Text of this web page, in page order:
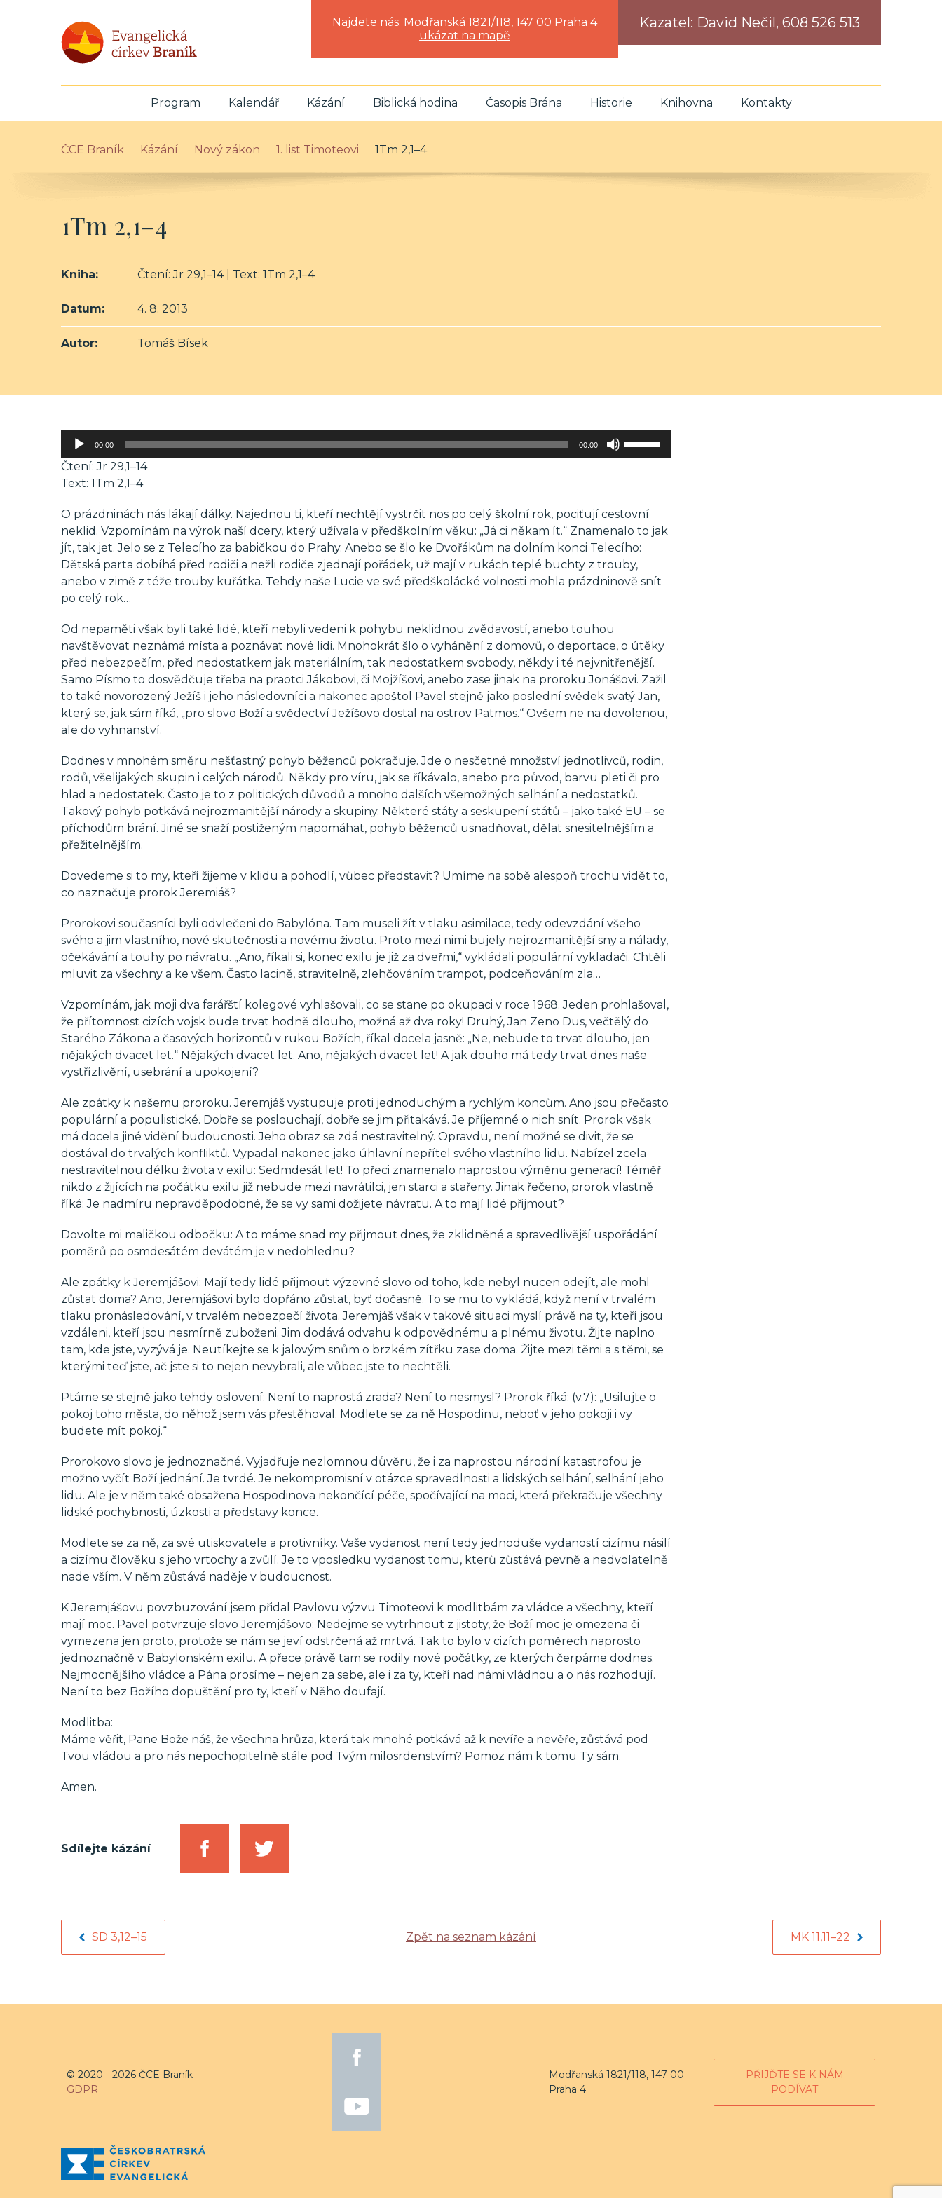
Najdete nás: Modřanská 1821/118, 147 00 Praha 4
ukázat na mapě
Kazatel: David Nečil, 608 526 513
Program Kalendář Kázání Biblická hodina Časopis Brána Historie Knihovna Kontakty
ČCE Braník Kázání Nový zákon 1. list Timoteovi 1Tm 2,1–4
1Tm 2,1–4
Kniha: Čtení: Jr 29,1–14 | Text: 1Tm 2,1–4
Datum: 4. 8. 2013
Autor: Tomáš Bísek
Audio
00:00 00:00
snížíte
úroveň
hlasitosti.
Čtení: Jr 29,1–14
Text: 1Tm 2,1–4
O prázdninách nás lákají dálky. Najednou ti, kteří nechtějí vystrčit nos po celý školní rok, pociťují cestovní
neklid. Vzpomínám na výrok naší dcery, který užívala v předškolním věku: „Já ci někam ít.“ Znamenalo to jak
jít, tak jet. Jelo se z Telecího za babičkou do Prahy. Anebo se šlo ke Dvořákům na dolním konci Telecího:
Dětská parta dobíhá před rodiči a nežli rodiče zjednají pořádek, už mají v rukách teplé buchty z trouby,
anebo v zimě z téže trouby kuřátka. Tehdy naše Lucie ve své předškolácké volnosti mohla prázdninově snít
po celý rok…
Od nepaměti však byli také lidé, kteří nebyli vedeni k pohybu neklidnou zvědavostí, anebo touhou
navštěvovat neznámá místa a poznávat nové lidi. Mnohokrát šlo o vyhánění z domovů, o deportace, o útěky
před nebezpečím, před nedostatkem jak materiálním, tak nedostatkem svobody, někdy i té nejvnitřenější.
Samo Písmo to dosvědčuje třeba na praotci Jákobovi, či Mojžíšovi, anebo zase jinak na proroku Jonášovi. Zažil
to také novorozený Ježíš i jeho následovníci a nakonec apoštol Pavel stejně jako poslední svědek svatý Jan,
který se, jak sám říká, „pro slovo Boží a svědectví Ježíšovo dostal na ostrov Patmos.“ Ovšem ne na dovolenou,
ale do vyhnanství.
Dodnes v mnohém směru nešťastný pohyb běženců pokračuje. Jde o nesčetné množství jednotlivců, rodin,
rodů, všelijakých skupin i celých národů. Někdy pro víru, jak se říkávalo, anebo pro původ, barvu pleti či pro
hlad a nedostatek. Často je to z politických důvodů a mnoho dalších všemožných selhání a nedostatků.
Takový pohyb potkává nejrozmanitější národy a skupiny. Některé státy a seskupení států – jako také EU – se
příchodům brání. Jiné se snaží postiženým napomáhat, pohyb běženců usnadňovat, dělat snesitelnějším a
přežitelnějším.
Dovedeme si to my, kteří žijeme v klidu a pohodlí, vůbec představit? Umíme na sobě alespoň trochu vidět to,
co naznačuje prorok Jeremiáš?
Prorokovi současníci byli odvlečeni do Babylóna. Tam museli žít v tlaku asimilace, tedy odevzdání všeho
svého a jim vlastního, nové skutečnosti a novému životu. Proto mezi nimi bujely nejrozmanitější sny a nálady,
očekávání a touhy po návratu. „Ano, říkali si, konec exilu je již za dveřmi,“ vykládali populární vykladači. Chtěli
mluvit za všechny a ke všem. Často lacině, stravitelně, zlehčováním trampot, podceňováním zla…
Vzpomínám, jak moji dva farářští kolegové vyhlašovali, co se stane po okupaci v roce 1968. Jeden prohlašoval,
že přítomnost cizích vojsk bude trvat hodně dlouho, možná až dva roky! Druhý, Jan Zeno Dus, večtělý do
Starého Zákona a časových horizontů v rukou Božích, říkal docela jasně: „Ne, nebude to trvat dlouho, jen
nějakých dvacet let.“ Nějakých dvacet let. Ano, nějakých dvacet let! A jak douho má tedy trvat dnes naše
vystřízlivění, usebrání a upokojení?
Ale zpátky k našemu proroku. Jeremjáš vystupuje proti jednoduchým a rychlým koncům. Ano jsou přečasto
populární a populistické. Dobře se poslouchají, dobře se jim přitakává. Je příjemné o nich snít. Prorok však
má docela jiné vidění budoucnosti. Jeho obraz se zdá nestravitelný. Opravdu, není možné se divit, že se
dostával do trvalých konfliktů. Vypadal nakonec jako úhlavní nepřítel svého vlastního lidu. Nabízel zcela
nestravitelnou délku života v exilu: Sedmdesát let! To přeci znamenalo naprostou výměnu generací! Téměř
nikdo z žijících na počátku exilu již nebude mezi navrátilci, jen starci a stařeny. Jinak řečeno, prorok vlastně
říká: Je nadmíru nepravděpodobné, že se vy sami dožijete návratu. A to mají lidé přijmout?
Dovolte mi maličkou odbočku: A to máme snad my přijmout dnes, že zklidněné a spravedlivější uspořádání
poměrů po osmdesátém devátém je v nedohlednu?
Ale zpátky k Jeremjášovi: Mají tedy lidé přijmout výzevné slovo od toho, kde nebyl nucen odejít, ale mohl
zůstat doma? Ano, Jeremjášovi bylo dopřáno zůstat, byť dočasně. To se mu to vykládá, když není v trvalém
tlaku pronásledování, v trvalém nebezpečí života. Jeremjáš však v takové situaci myslí právě na ty, kteří jsou
vzdáleni, kteří jsou nesmírně zuboženi. Jim dodává odvahu k odpovědnému a plnému životu. Žijte naplno
tam, kde jste, vyzývá je. Neutíkejte se k jalovým snům o brzkém zítřku zase doma. Žijte mezi těmi a s těmi, se
kterými teď jste, ač jste si to nejen nevybrali, ale vůbec jste to nechtěli.
Ptáme se stejně jako tehdy oslovení: Není to naprostá zrada? Není to nesmysl? Prorok říká: (v.7): „Usilujte o
pokoj toho města, do něhož jsem vás přestěhoval. Modlete se za ně Hospodinu, neboť v jeho pokoji i vy
budete mít pokoj.“
Prorokovo slovo je jednoznačné. Vyjadřuje nezlomnou důvěru, že i za naprostou národní katastrofou je
možno vyčít Boží jednání. Je tvrdé. Je nekompromisní v otázce spravedlnosti a lidských selhání, selhání jeho
lidu. Ale je v něm také obsažena Hospodinova nekončící péče, spočívající na moci, která překračuje všechny
lidské pochybnosti, úzkosti a představy konce.
Modlete se za ně, za své utiskovatele a protivníky. Vaše vydanost není tedy jednoduše vydaností cizímu násilí
a cizímu člověku s jeho vrtochy a zvůlí. Je to vposledku vydanost tomu, kterů zůstává pevně a nedvolatelně
nade vším. V něm zůstává naděje v budoucnost.
K Jeremjášovu povzbuzování jsem přidal Pavlovu výzvu Timoteovi k modlitbám za vládce a všechny, kteří
mají moc. Pavel potvrzuje slovo Jeremjášovo: Nedejme se vytrhnout z jistoty, že Boží moc je omezena či
vymezena jen proto, protože se nám se jeví odstrčená až mrtvá. Tak to bylo v cizích poměrech naprosto
jednoznačně v Babylonském exilu. A přece právě tam se rodily nové počátky, ze kterých čerpáme dodnes.
Nejmocnějšího vládce a Pána prosíme – nejen za sebe, ale i za ty, kteří nad námi vládnou a o nás rozhodují.
Není to bez Božího dopuštění pro ty, kteří v Něho doufají.
Modlitba:
Máme věřit, Pane Bože náš, že všechna hrůza, která tak mnohé potkává až k nevíře a nevěře, zůstává pod
Tvou vládou a pro nás nepochopitelně stále pod Tvým milosrdenstvím? Pomoz nám k tomu Ty sám.
Amen.
Sdílejte kázání
SD 3,12–15 Zpět na seznam kázání MK 11,11–22
© 2020 - 2026 ČCE Braník -
GDPR
Modřanská 1821/118, 147 00
Praha 4
PŘIJĎTE SE K NÁM
PODÍVAT